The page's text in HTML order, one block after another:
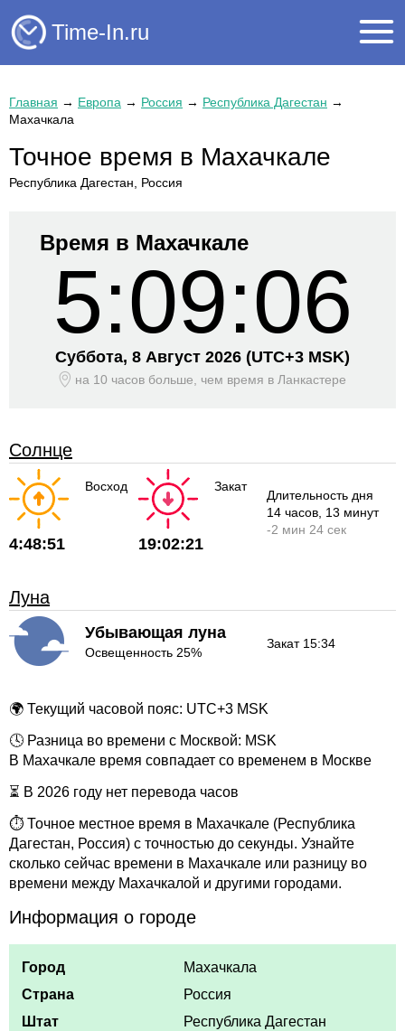
Time-In.ru
Главная → Европа → Россия → Республика Дагестан →
Махачкала
Точное время в Махачкале
Республика Дагестан, Россия
Время в Махачкале
5:09:06
Суббота, 8 Август 2026 (UTC+3 MSK)
на 10 часов больше, чем время в Ланкастере
Солнце
Восход
4:48:51
Закат
19:02:21
Длительность дня
14 часов , 13 минут
-2 мин 24 сек
Луна
Убывающая луна
Освещенность 25%
Закат 15:34
🌍 Текущий часовой пояс: UTC+3 MSK
🕓 Разница во времени с Москвой: MSK
В Махачкале время совпадает со временем в Москве
⏳ В 2026 году нет перевода часов
⏱ Точное местное время в Махачкале (Республика
Дагестан, Россия) с точностью до секунды. Узнайте
сколько сейчас времени в Махачкале или разницу во
времени между Махачкалой и другими городами.
Информация о городе
Город
Махачкала
Страна
Россия
Штат
Республика Дагестан